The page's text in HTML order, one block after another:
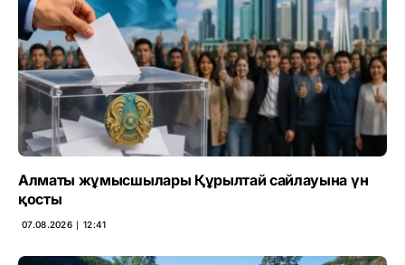
Алматы жұмысшылары Құрылтай сайлауына үн
қосты
07.08.2026 ∣ 12:41